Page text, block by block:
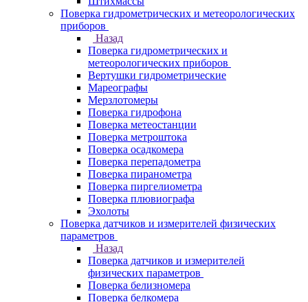
Поверка гидрометрических и метеорологических
приборов
Назад
Поверка гидрометрических и
метеорологических приборов
Вертушки гидрометрические
Мареографы
Мерзлотомеры
Поверка гидрофона
Поверка метеостанции
Поверка метроштока
Поверка осадкомера
Поверка перепадометра
Поверка пиранометра
Поверка пиргелиометра
Поверка плювиографа
Эхолоты
Поверка датчиков и измерителей физических
параметров
Назад
Поверка датчиков и измерителей
физических параметров
Поверка белизномера
Поверка белкомера